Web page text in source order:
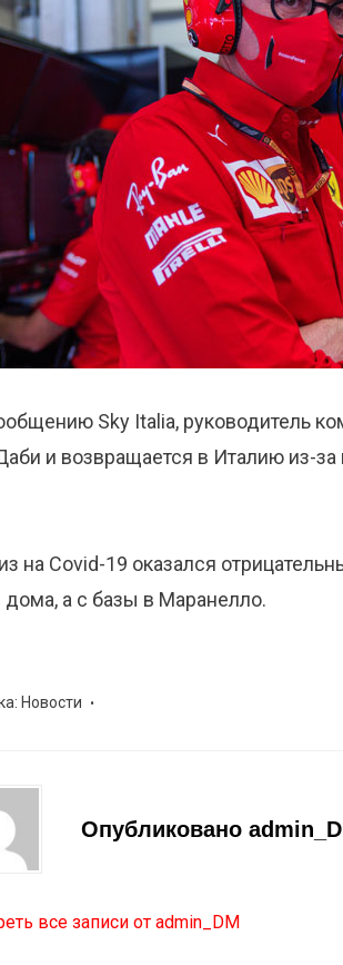
Sky Italia, руководитель
и возвращается в Италию из-за
на Covid-19 оказался
дома, а с базы в Маранелло.
Новости
Опубликовано
все записи от admin_DM